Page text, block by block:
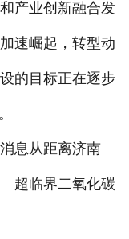
产业创新融合发
速崛起，转型动
的目标正在逐步
息从距离济南
超临界二氧化碳